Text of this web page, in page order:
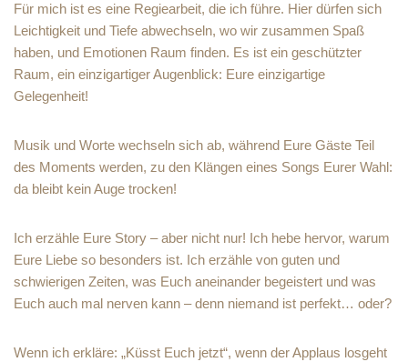
Für mich ist es eine Regiearbeit, die ich führe. Hier dürfen sich
Leichtigkeit und Tiefe abwechseln, wo wir zusammen Spaß
haben, und Emotionen Raum finden. Es ist ein geschützter
Raum, ein einzigartiger Augenblick: Eure einzigartige
Gelegenheit!
Musik und Worte wechseln sich ab, während Eure Gäste Teil
des Moments werden, zu den Klängen eines Songs Eurer Wahl:
da bleibt kein Auge trocken!
Ich erzähle Eure Story – aber nicht nur! Ich hebe hervor, warum
Eure Liebe so besonders ist. Ich erzähle von guten und
schwierigen Zeiten, was Euch aneinander begeistert und was
Euch auch mal nerven kann – denn niemand ist perfekt… oder?
Wenn ich erkläre: „Küsst Euch jetzt“, wenn der Applaus losgeht